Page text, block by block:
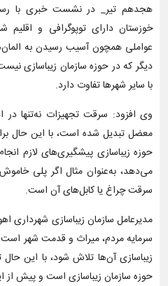
هجدهم تیر_ در نشست خبری با
خوزستان دارای توپوگرافی و
عواملی همچون آسیب رسیدن به
دیگر که در حوزه سازمان زیباسازی
با سایر شهرها تفاوت دارد.
وی افزود: سرقت تجهیزات نه‌تنها در
معضل تبدیل شده است، با این حال
حوزه زیباسازی پیشگیری‌های لازم
می‌دهد، به‌عنوان مثال اگر پلی
سرقت چراغ یا کابل‌های آن است.
مدیرعامل سازمان زیباسازی شهرداری
سرمایه مردم، میراث و قدمت شهر است
زیباسازی آن‌ها تلاش شود، با این حال
حوزه سازمان زیباسازی است و پیش از